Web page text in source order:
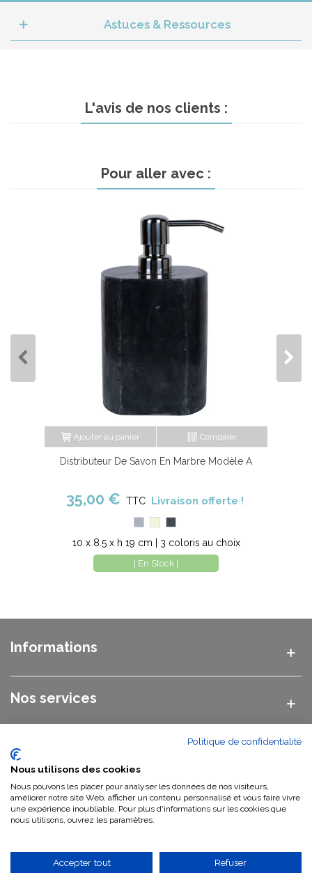
Astuces & Ressources
L'avis de nos clients :
Pour aller avec :
Ajouter au panier Comparer
Distributeur De Savon En Marbre Modèle A
35,00 € TTC Livraison offerte !
10 x 8.5 x h 19 cm | 3 coloris au choix
| En Stock |
Informations
Nos services
Nos catégories
Nous contacter
Politique de confidentialité
Nous utilisons des cookies
Nous pouvons les placer pour analyser les données de nos visiteurs,
améliorer notre site Web, afficher un contenu personnalisé et vous faire vivre
une expérience inoubliable. Pour plus d'informations sur les cookies que
nous utilisons, ouvrez les paramètres.
Accepter tout Refuser